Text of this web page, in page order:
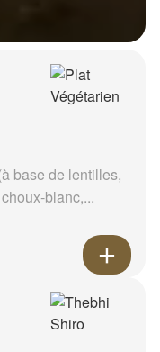
base de lentilles,
blanc,...